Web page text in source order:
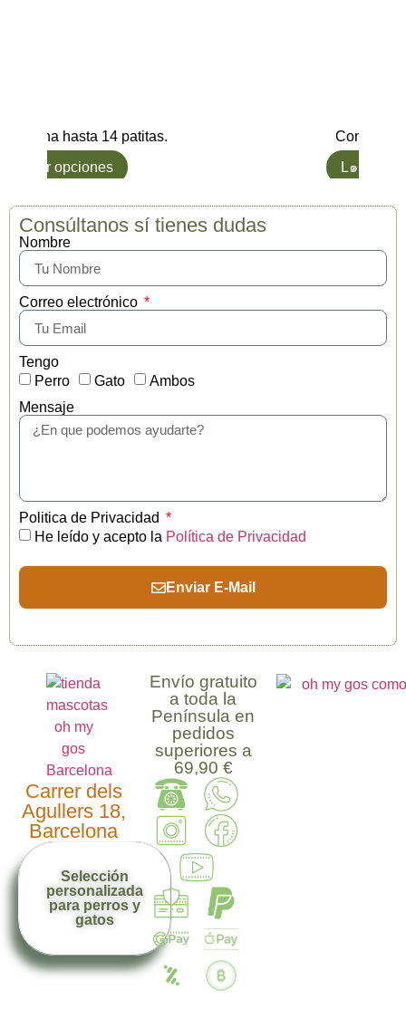
Gana hasta 14 patitas.
Ver opciones
Compra y
L๑ Quiero
Consúltanos sí tienes dudas
Nombre
Correo electrónico
Tengo
Perro
Gato
Ambos
Mensaje
Politica de Privacidad
He leído y acepto la Política de Privacidad
Enviar E-Mail
Carrer dels
Agullers 18,
Barcelona
Selección
personalizada
para perros y
gatos
Envío gratuito
a toda la
Península en
pedidos
superiores a
69,90 €